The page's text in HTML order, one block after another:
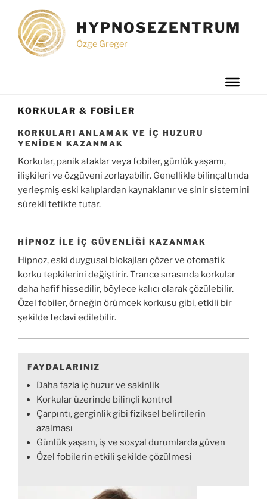
HYPNOSEZENTRUM
Özge Greger
KORKULAR & FOBILER
KORKULARI ANLAMAK VE İÇ HUZURU
YENIDEN KAZANMAK
Korkular, panik ataklar veya fobiler, günlük yaşamı,
ilişkileri ve özgüveni zorlayabilir. Genellikle bilinçaltında
yerleşmiş eski kalıplardan kaynaklanır ve sinir sistemini
sürekli tetikte tutar.
HIPNOZ ILE IÇ GÜVENLIĞI KAZANMAK
Hipnoz, eski duygusal blokajları çözer ve otomatik
korku tepkilerini değiştirir. Trance sırasında korkular
daha hafif hissedilir, böylece kalıcı olarak çözülebilir.
Özel fobiler, örneğin örümcek korkusu gibi, etkili bir
şekilde tedavi edilebilir.
FAYDALARINIZ
Daha fazla iç huzur ve sakinlik
Korkular üzerinde bilinçli kontrol
Çarpıntı, gerginlik gibi fiziksel belirtilerin
azalması
Günlük yaşam, iş ve sosyal durumlarda güven
Özel fobilerin etkili şekilde çözülmesi